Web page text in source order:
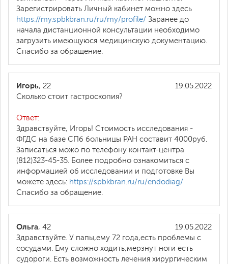
Зарегистрировать Личный кабинет можно здесь
https://my.spbkbran.ru/ru/my/profile/ Заранее до
начала дистанционной консультации необходимо
загрузить имеющуюся медицинскую документацию.
Спасибо за обращение.
19.05.2022
Игорь, 22
Сколько стоит гастроскопия?
Ответ:
Здравствуйте, Игорь! Стоимость исследования -
ФГДС на базе СПб больницы РАН составит 4000руб.
Записаться можо по телефону контакт-центра
(812)323-45-35. Более подробно ознакомиться с
информацией об исследовании и подготовке Вы
можете здесь: https://spbkbran.ru/ru/endodiag/
Спасибо за обращение.
19.05.2022
Ольга, 42
Здравствуйте. У папы,ему 72 года,есть проблемы с
сосудами. Ему сложно ходить,мерзнут ноги есть
судороги. Есть возможность лечения хирургическим